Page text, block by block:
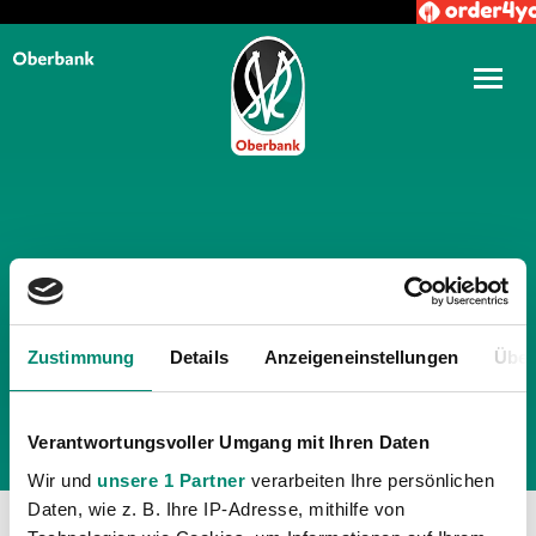
Zustimmung Details Anzeigeneinstellungen
Verantwortungsvoller Umgang mit Ihren Daten
Wir und unsere 1 Partner verarbeiten Ihre persönlichen
Daten, wie z. B. Ihre IP-Adresse, mithilfe von
TÄGLICHE ARCHIVE:
17. MAI
2021